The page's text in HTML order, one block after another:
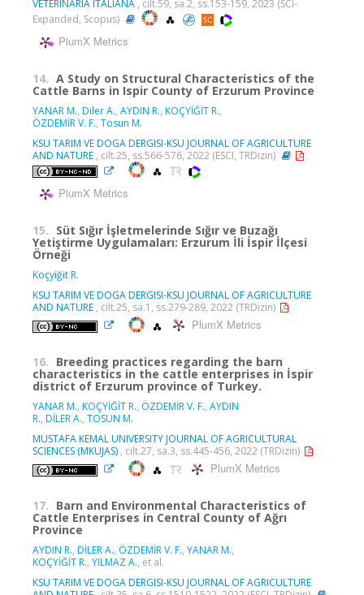
VETERINARIA ITALIANA , cilt.59, sa.2, ss.153-159, 2023 (SCI-
Expanded, Scopus)
PlumX Metrics
14. A Study on Structural Characteristics of the
Cattle Barns in Ispir County of Erzurum Province
YANAR M., Diler A., AYDIN R., KOÇYİĞİT R.,
ÖZDEMİR V. F., Tosun M.
KSU TARIM VE DOGA DERGISI-KSU JOURNAL OF AGRICULTURE
AND NATURE , cilt.25, ss.566-576, 2022 (ESCI, TRDizin)
PlumX Metrics
15. Süt Sığır İşletmelerinde Sığır ve Buzağı
Yetiştirme Uygulamaları: Erzurum İli İspir İlçesi
Örneği
Koçyiğit R.
KSU TARIM VE DOGA DERGISI-KSU JOURNAL OF AGRICULTURE
AND NATURE , cilt.25, sa.1, ss.279-289, 2022 (TRDizin)
PlumX Metrics
16. Breeding practices regarding the barn
characteristics in the cattle enterprises in İspir
district of Erzurum province of Turkey.
YANAR M., KOÇYİĞİT R., ÖZDEMİR V. F., AYDIN
R., DİLER A., TOSUN M.
MUSTAFA KEMAL UNIVERSITY JOURNAL OF AGRICULTURAL
SCIENCES (MKUJAS) , cilt.27, sa.3, ss.445-456, 2022 (TRDizin)
PlumX Metrics
17. Barn and Environmental Characteristics of
Cattle Enterprises in Central County of Ağrı
Province
AYDIN R., DİLER A., ÖZDEMİR V. F., YANAR M.,
KOÇYİĞİT R., YILMAZ A., et al.
KSU TARIM VE DOGA DERGISI-KSU JOURNAL OF AGRICULTURE